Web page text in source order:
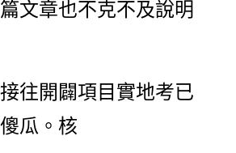
文章也不克不及說明
往開闢項目實地考已
瓜。核